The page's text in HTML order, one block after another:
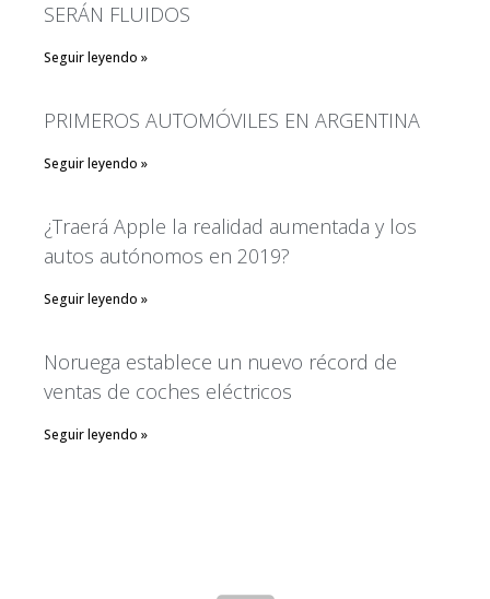
Hyundai
Temas de interes
Entries RSS
SERÁN FLUIDOS
Seguir leyendo »
PRIMEROS AUTOMÓVILES EN ARGENTINA
Seguir leyendo »
¿Traerá Apple la realidad aumentada y los
autos autónomos en 2019?
Seguir leyendo »
Noruega establece un nuevo récord de
ventas de coches eléctricos
Seguir leyendo »